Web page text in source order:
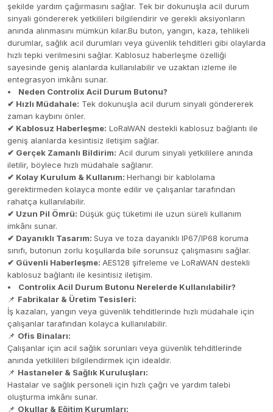
şekilde yardım çağırmasını sağlar. Tek bir dokunuşla acil durum
sinyali göndererek yetkilileri bilgilendirir ve gerekli aksiyonların
anında alınmasını mümkün kılar.Bu buton, yangın, kaza, tehlikeli
durumlar, sağlık acil durumları veya güvenlik tehditleri gibi olaylarda
hızlı tepki verilmesini sağlar. Kablosuz haberleşme özelliği
sayesinde geniş alanlarda kullanılabilir ve uzaktan izleme ile
entegrasyon imkânı sunar.
• Neden Controlix Acil Durum Butonu?
✔ Hızlı Müdahale: Tek dokunuşla acil durum sinyali göndererek
zaman kaybını önler.
✔ Kablosuz Haberleşme: LoRaWAN destekli kablosuz bağlantı ile
geniş alanlarda kesintisiz iletişim sağlar.
✔ Gerçek Zamanlı Bildirim: Acil durum sinyali yetkililere anında
iletilir, böylece hızlı müdahale sağlanır.
✔ Kolay Kurulum & Kullanım: Herhangi bir kablolama
gerektirmeden kolayca monte edilir ve çalışanlar tarafından
rahatça kullanılabilir.
✔ Uzun Pil Ömrü: Düşük güç tüketimi ile uzun süreli kullanım
imkânı sunar.
✔ Dayanıklı Tasarım: Suya ve toza dayanıklı IP67/IP68 koruma
sınıfı, butonun zorlu koşullarda bile sorunsuz çalışmasını sağlar.
✔ Güvenli Haberleşme: AES128 şifreleme ve LoRaWAN destekli
kablosuz bağlantı ile kesintisiz iletişim.
• Controlix Acil Durum Butonu Nerelerde Kullanılabilir?
📌 Fabrikalar & Üretim Tesisleri:
İş kazaları, yangın veya güvenlik tehditlerinde hızlı müdahale için
çalışanlar tarafından kolayca kullanılabilir.
📌 Ofis Binaları:
Çalışanlar için acil sağlık sorunları veya güvenlik tehditlerinde
anında yetkilileri bilgilendirmek için idealdir.
📌 Hastaneler & Sağlık Kuruluşları:
Hastalar ve sağlık personeli için hızlı çağrı ve yardım talebi
oluşturma imkânı sunar.
📌 Okullar & Eğitim Kurumları: